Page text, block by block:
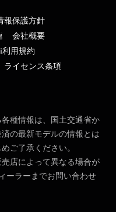
報保護方針
会社概要
用規約
ライセンス条項
種情報は、国土交通省か
の最新モデルの情報とは
ご了承ください。
店によって異なる場合が
ーラーまでお問い合わせ